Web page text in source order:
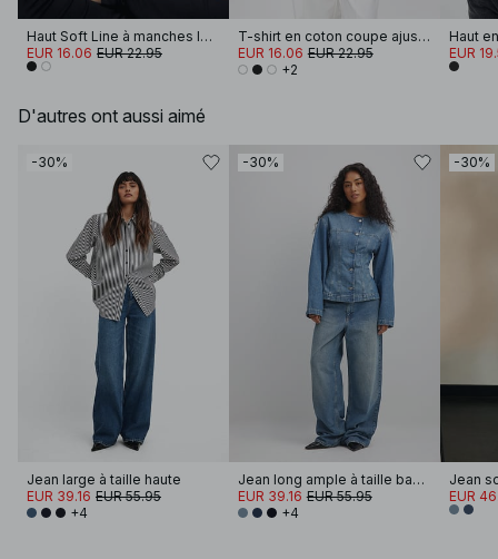
Haut Soft Line à manches longues et col cheminée
EUR 16.06 EUR 22.95
T-shirt en coton coupe ajustée à encolure cheminée
EUR 16.06 EUR 22.95
+2
EUR
D'autres ont aussi aimé
-30%
Jean large à taille haute
EUR 39.16 EUR 55.95
+4
-30%
Jean long ample à taille basse
EUR 39.16 EUR 55.95
+4
-30%
EUR